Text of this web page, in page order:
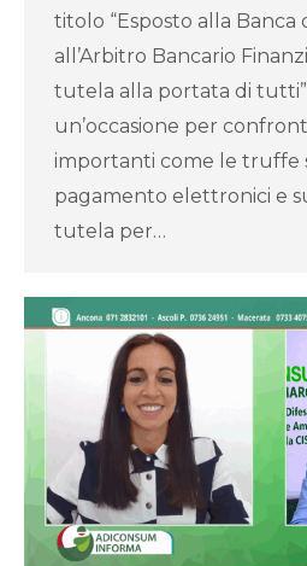
titolo “Esposto alla Banca
all’Arbitro Bancario
tutela alla portata di
un’occasione per
importanti come le truffe
pagamento elettronici e
tutela per…